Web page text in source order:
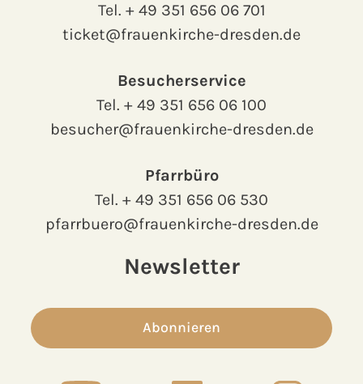
Tel. + 49 351 656 06 701
ticket@frauenkirche-dresden.de
Besucherservice
Tel. + 49 351 656 06 100
besucher@frauenkirche-dresden.de
Pfarrbüro
Tel. + 49 351 656 06 530
pfarrbuero@frauenkirche-dresden.de
Newsletter
Abonnieren